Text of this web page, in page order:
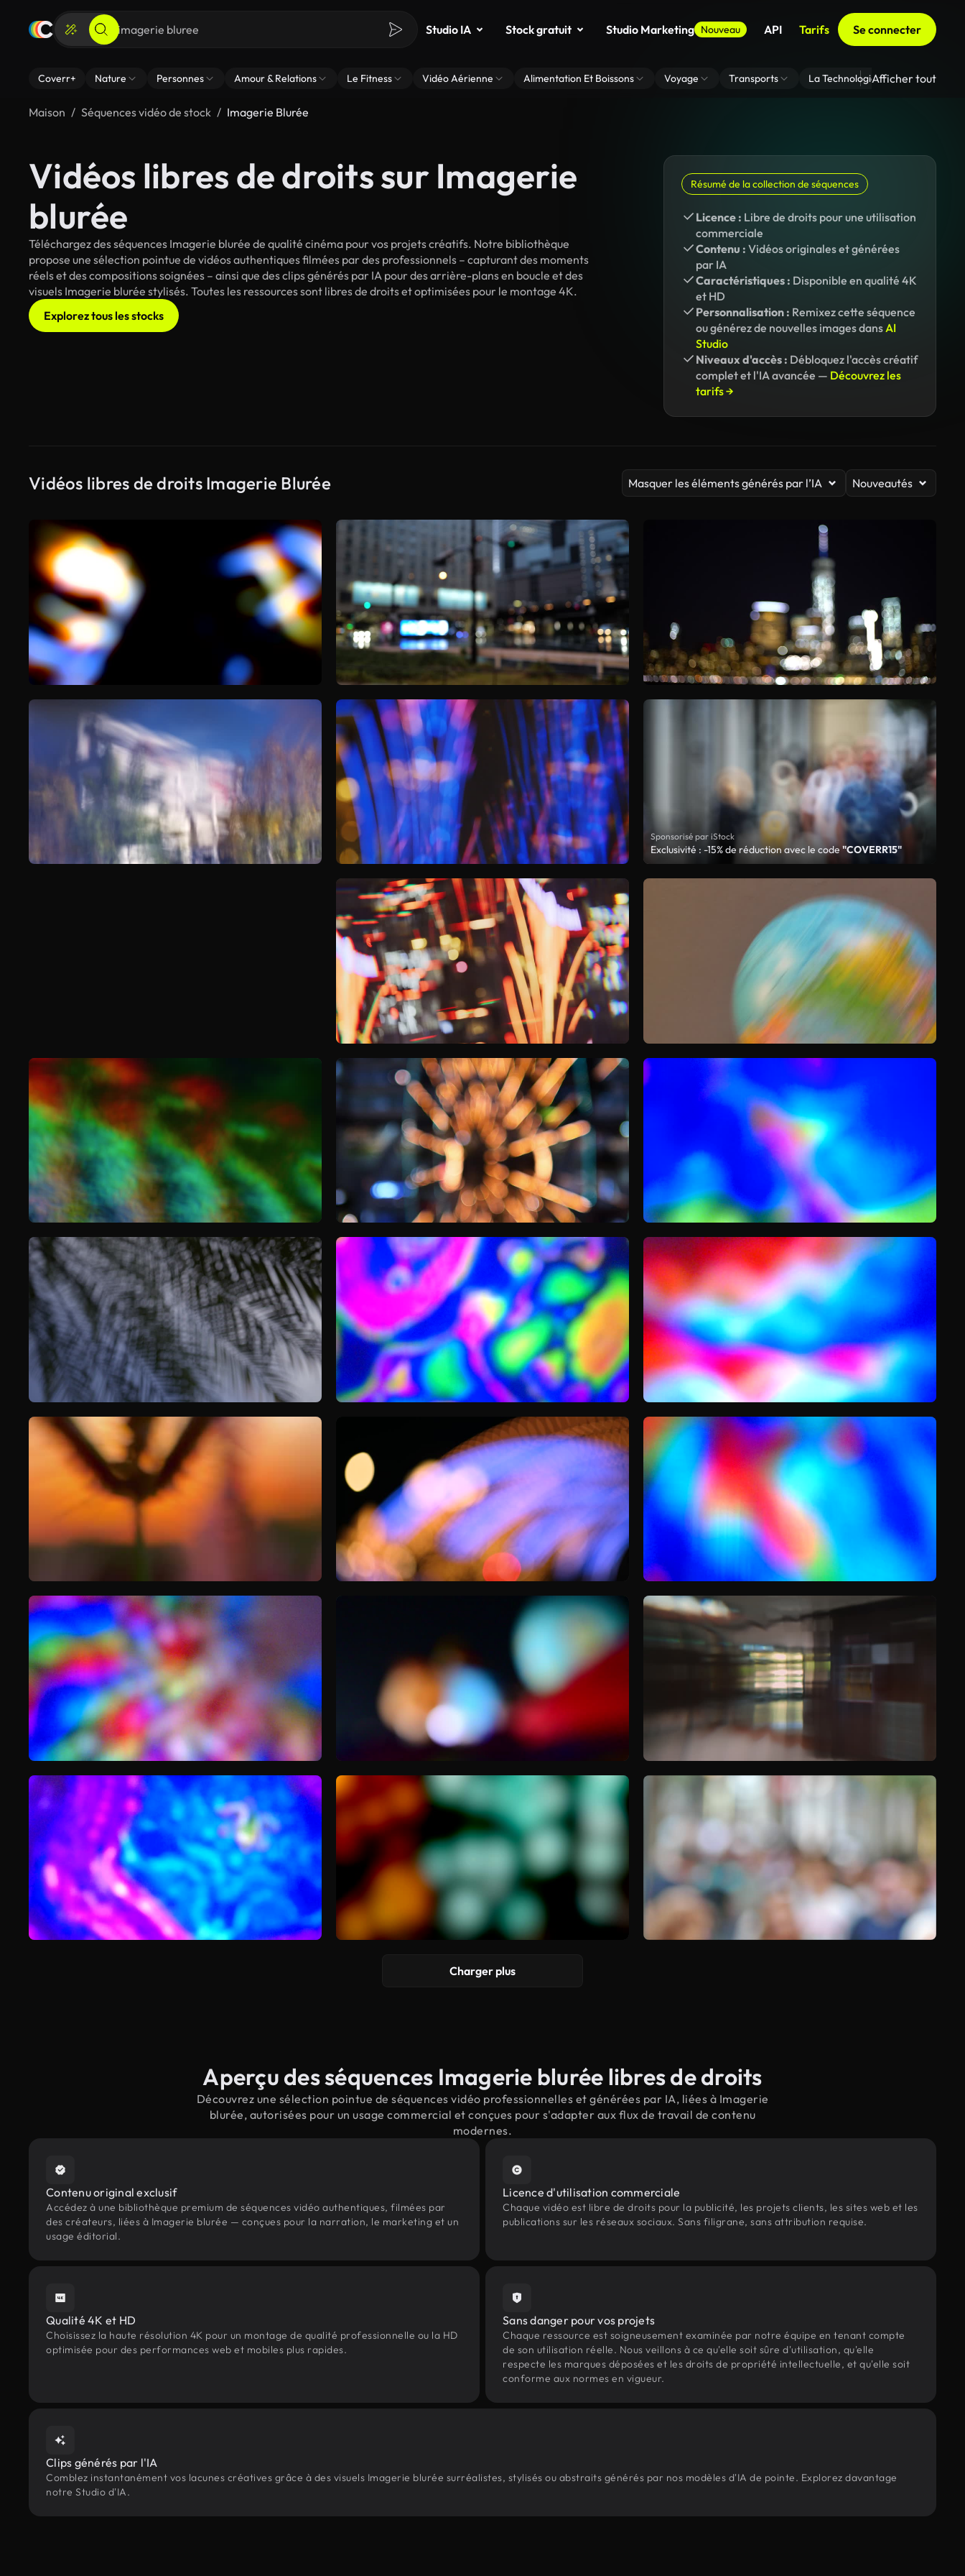
Studio IA Stock gratuit Studio Marketing Nouveau API Tarifs Se connecter
Coverr+ Nature Personnes Amour & Relations Le Fitness Vidéo Aérienne Alimentation Et Boissons Voyage Transports La Technologie Zoom En
Afficher tout
Maison Séquences vidéo de stock Imagerie Blurée
Vidéos libres de droits sur Imagerie
blurée
Téléchargez des séquences Imagerie blurée de qualité cinéma pour vos projets créatifs. Notre bibliothèque
propose une sélection pointue de vidéos authentiques filmées par des professionnels – capturant des moments
réels et des compositions soignées – ainsi que des clips générés par IA pour des arrière-plans en boucle et des
visuels Imagerie blurée stylisés. Toutes les ressources sont libres de droits et optimisées pour le montage 4K.
Explorez tous les stocks
Résumé de la collection de séquences
Licence : Libre de droits pour une utilisation
commerciale
Contenu : Vidéos originales et générées
par IA
Caractéristiques : Disponible en qualité 4K
et HD
Personnalisation : Remixez cette séquence
ou générez de nouvelles images dansAI
Studio
Niveaux d'accès : Débloquez l'accès créatif
complet et l'IA avancée — Découvrez les
tarifs →
Vidéos libres de droits Imagerie Blurée Masquer les éléments générés par l’IA Nouveautés
Sponsorisé par iStock
Exclusivité : -15% de réduction avec le code"COVERR15"
Charger plus
Aperçu des séquences Imagerie blurée libres de droits
Découvrez une sélection pointue de séquences vidéo professionnelles et générées par IA, liées à Imagerie
blurée, autorisées pour un usage commercial et conçues pour s'adapter aux flux de travail de contenu
modernes.
Contenu original exclusif
Accédez à une bibliothèque premium de séquences vidéo authentiques, filmées par
des créateurs, liées à Imagerie blurée — conçues pour la narration, le marketing et un
usage éditorial.
Licence d'utilisation commerciale
Chaque vidéo est libre de droits pour la publicité, les projets clients, les sites web et les
publications sur les réseaux sociaux. Sans filigrane, sans attribution requise.
Qualité 4K et HD
Choisissez la haute résolution 4K pour un montage de qualité professionnelle ou la HD
optimisée pour des performances web et mobiles plus rapides.
Sans danger pour vos projets
Chaque ressource est soigneusement examinée par notre équipe en tenant compte
de son utilisation réelle. Nous veillons à ce qu'elle soit sûre d'utilisation, qu'elle
respecte les marques déposées et les droits de propriété intellectuelle, et qu'elle soit
conforme aux normes en vigueur.
Clips générés par l'IA
Comblez instantanément vos lacunes créatives grâce à des visuels Imagerie blurée surréalistes, stylisés ou abstraits générés par nos modèles d'IA de pointe. Explorez davantage
notre Studio d'IA.